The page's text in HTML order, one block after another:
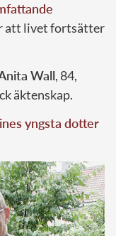
att livet fortsätter
Wall, 84,
äktenskap.
yngsta dotter